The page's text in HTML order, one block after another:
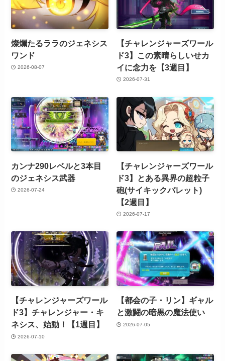
燦爛たるララのジェネシス
ワンド
2026-08-07
【チャレンジャーズワール
ド3】この素晴らしいせカ
イに念力を【3週目】
2026-07-31
カンナ290レベルと3本目
のジェネシス武器
2026-07-24
【チャレンジャーズワール
ド3】とある異界の超粒子
砲(サイキックバレット)
【2週目】
2026-07-17
【チャレンジャーズワール
ド3】チャレンジャー・キ
ネシス、始動！【1週目】
2026-07-10
【都会の子・リン】ギャル
と激闘の暗黒の魔法使い
2026-07-05